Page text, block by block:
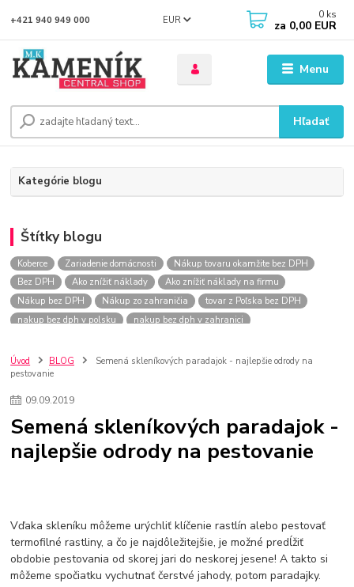
Menu
EUR
Hľadať
+421 940 949 000 0 ks
za 0,00 EUR
Kategórie blogu
Štítky blogu
Koberce Zariadenie domácnosti
Nákup tovaru okamžite bez DPH
Bez DPH
Ako znížiť náklady
Ako znížiť náklady na firmu
Nákup bez DPH
Nákup zo zahraničia
tovar z Poľska bez DPH
nakup bez dph v polsku
nakup bez dph v zahranici
nakupovanie na firmu bez dph
szco nakup bez dph
doplnky
doplnky do domácnosti
zlaté doplnky
Drez so zásuvko
Drezy Kuchynské drezy
Plyšové koberce
Kúpeľnové koberce
Behúne pvc linoleu
kúpelnové podložky
Provence
Usporiadanie obývacej izby Nábytok Boxy a obedáre
Úvod BLOG
Semená skleníkových paradajok - najlepšie odrody na
pestovanie
09.09.2019
Semená skleníkových paradajok -
najlepšie odrody na pestovanie
Vďaka skleníku môžeme urýchliť klíčenie rastlín alebo pestovať
termofilné rastliny, a čo je najdôležitejšie, je možné predĺžiť
obdobie pestovania od skorej jari do neskorej jesene! A takto si
môžeme spočiatku vychutnať čerstvé jahody, potom paradajky.